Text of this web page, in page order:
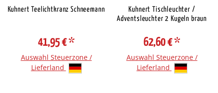
Kuhnert Teelichtkranz Schneemann
41,95 €*
Auswahl Steuerzone /
Lieferland
Kuhnert Tischleuchter /
Adventsleuchter 2 Kugeln braun
62,60 €*
Auswahl Steuerzone /
Lieferland